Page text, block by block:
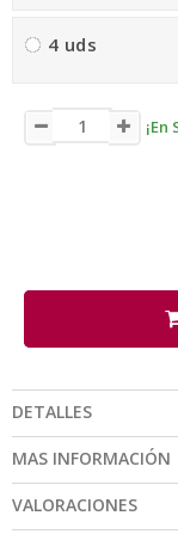
4 uds
¡En
DETALLES
MAS INFORMACIÓN
VALORACIONES